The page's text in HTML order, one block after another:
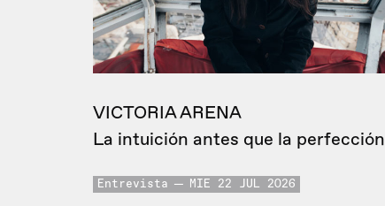
VICTORIA ARENA
La intuición antes que la perfección
Entrevista MIE 22 JUL 2026